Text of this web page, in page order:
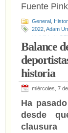
Fuente
General
2022 Adam
Visibilidad
Balance
historia
miércoles, 7
Ha
desde